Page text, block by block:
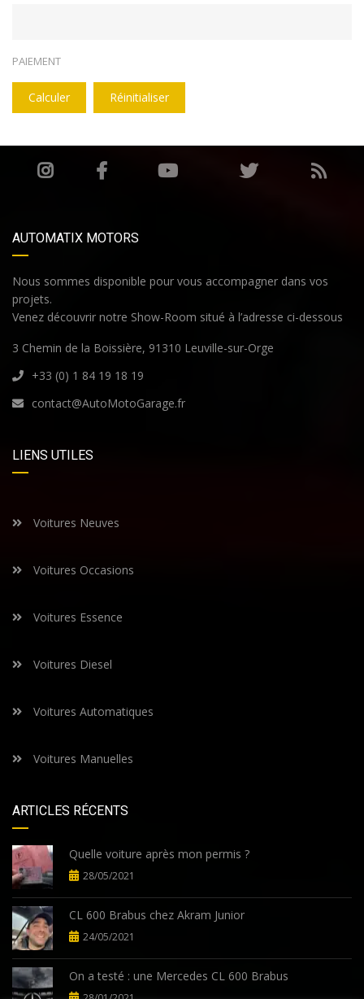
PAIEMENT
Calculer Réinitialiser
AUTOMATIX MOTORS
Nous sommes disponible pour vous accompagner dans vos
projets.
Venez découvrir notre Show-Room situé à l’adresse ci-dessous
3 Chemin de la Boissière, 91310 Leuville-sur-Orge
+33 (0) 1 84 19 18 19
contact@AutoMotoGarage.fr
LIENS UTILES
Voitures Neuves
Voitures Occasions
Voitures Essence
Voitures Diesel
Voitures Automatiques
Voitures Manuelles
ARTICLES RÉCENTS
Quelle voiture après mon permis ?
28/05/2021
CL 600 Brabus chez Akram Junior
24/05/2021
On a testé : une Mercedes CL 600 Brabus